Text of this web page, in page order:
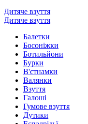
Дитяче взуття
Дитяче взуття
Балетки
Босоніжки
Ботильйони
Бурки
В'єтнамки
Валянки
Взуття
Галоші
Гумове взуття
Дутики